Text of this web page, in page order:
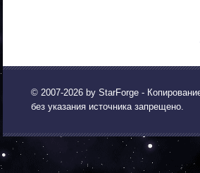
© 2007-2026 by StarForge -
без указания источника запрещено.